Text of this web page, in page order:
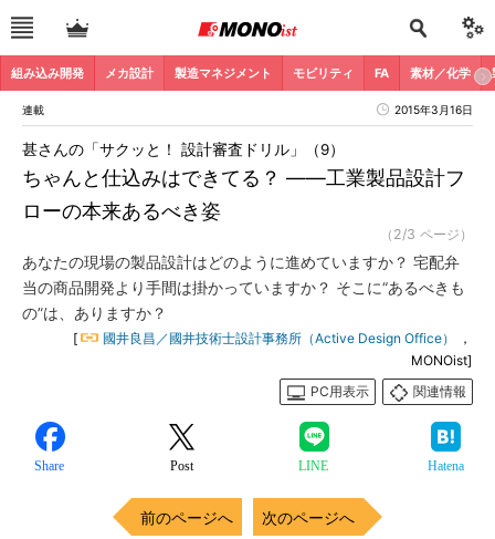
組み込み開発 メカ設計 製造マネジメント モビリティ FA 素材／化学
連載 2015年3月16日
ちゃんと仕込みはできてる？ ――工業製品設計フ
ローの本来あるべき姿
甚さんの「サクッと！ 設計審査ドリル」（9）
（2/3 ページ）
あなたの現場の製品設計はどのように進めていますか？ 宅配弁
当の商品開発より手間は掛かっていますか？ そこに“あるべきも
の”は、ありますか？
[ 國井良昌／國井技術士設計事務所（Active Design Office）
，
MONOist]
PC用表示
関連情報
Share Post LINE Hatena
前のページへ 次のページへ